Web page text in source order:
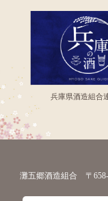
兵庫県酒造組合
灘五郷酒造組合 〒658-